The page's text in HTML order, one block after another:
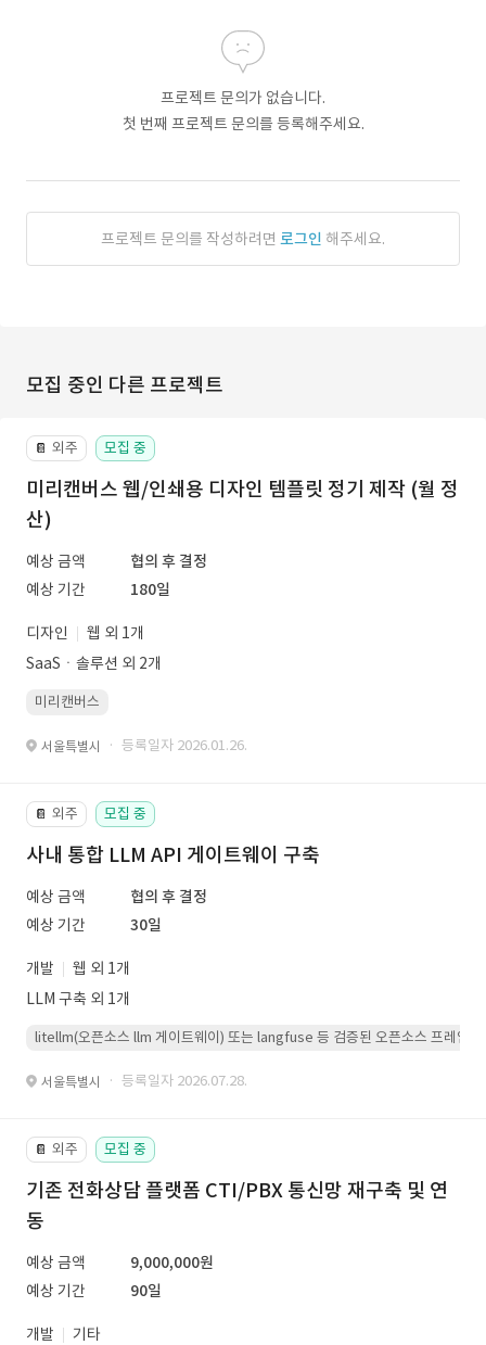
프로젝트 문의가 없습니다.
첫 번째 프로젝트 문의를 등록해주세요.
프로젝트 문의를 작성하려면 로그인 해주세요.
모집 중인 다른 프로젝트
📔 외주 모집 중
미리캔버스 웹/인쇄용 디자인 템플릿 정기 제작 (월 정
산)
예상 금액
협의 후 결정
예상 기간
180일
디자인
웹 외 1개
SaaSㆍ솔루션 외 2개
미리캔버스
서울특별시 · 등록일자 2026.01.26.
📔 외주 모집 중
사내 통합 LLM API 게이트웨이 구축
예상 금액
협의 후 결정
예상 기간
30일
개발
웹 외 1개
LLM 구축 외 1개
litellm(오픈소스 llm 게이트웨이) 또는 langfuse 등 검증된 오픈소스 프레임워
서울특별시 · 등록일자 2026.07.28.
📔 외주 모집 중
기존 전화상담 플랫폼 CTI/PBX 통신망 재구축 및 연
동
예상 금액
9,000,000원
예상 기간
90일
개발
기타